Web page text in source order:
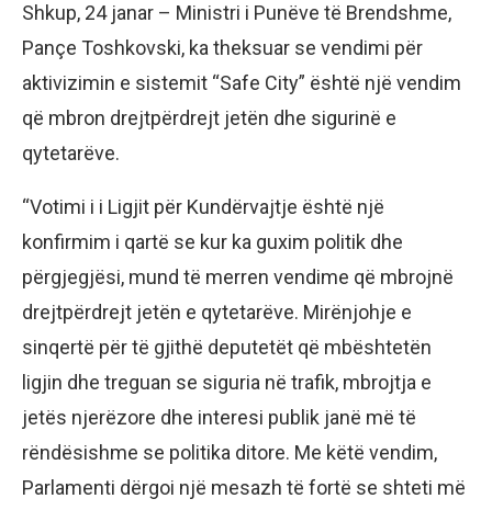
Shkup, 24 janar – Ministri i Punëve të Brendshme,
Pançe Toshkovski, ka theksuar se vendimi për
aktivizimin e sistemit “Safe City” është një vendim
që mbron drejtpërdrejt jetën dhe sigurinë e
qytetarëve.
“Votimi i i Ligjit për Kundërvajtje është një
konfirmim i qartë se kur ka guxim politik dhe
përgjegjësi, mund të merren vendime që mbrojnë
drejtpërdrejt jetën e qytetarëve. Mirënjohje e
sinqertë për të gjithë deputetët që mbështetën
ligjin dhe treguan se siguria në trafik, mbrojtja e
jetës njerëzore dhe interesi publik janë më të
rëndësishme se politika ditore. Me këtë vendim,
Parlamenti dërgoi një mesazh të fortë se shteti më